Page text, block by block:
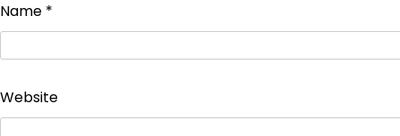
Name *
Website